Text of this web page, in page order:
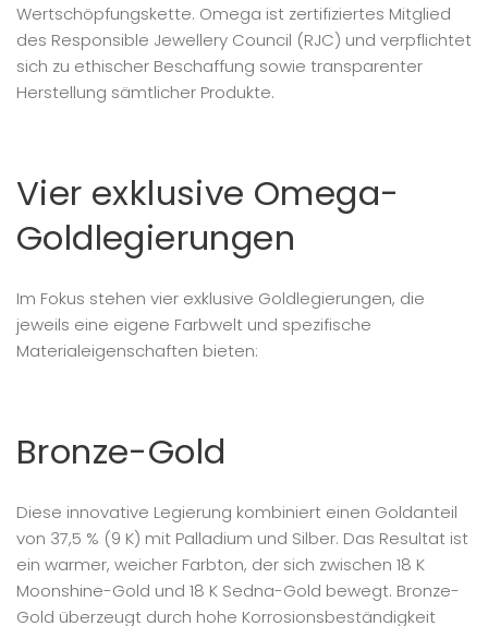
Wertschöpfungskette. Omega ist zertifiziertes Mitglied
des Responsible Jewellery Council (RJC) und verpflichtet
sich zu ethischer Beschaffung sowie transparenter
Herstellung sämtlicher Produkte.
Vier exklusive Omega-
Goldlegierungen
Im Fokus stehen vier exklusive Goldlegierungen, die
jeweils eine eigene Farbwelt und spezifische
Materialeigenschaften bieten:
Bronze-Gold
Diese innovative Legierung kombiniert einen Goldanteil
von 37,5 % (9 K) mit Palladium und Silber. Das Resultat ist
ein warmer, weicher Farbton, der sich zwischen 18 K
Moonshine-Gold und 18 K Sedna-Gold bewegt. Bronze-
Gold überzeugt durch hohe Korrosionsbeständigkeit